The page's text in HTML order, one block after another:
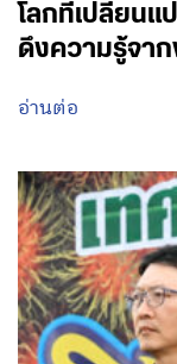
โลกที่เปลี่ยนแ
ดึงความรู้จา
อ่านต่อ